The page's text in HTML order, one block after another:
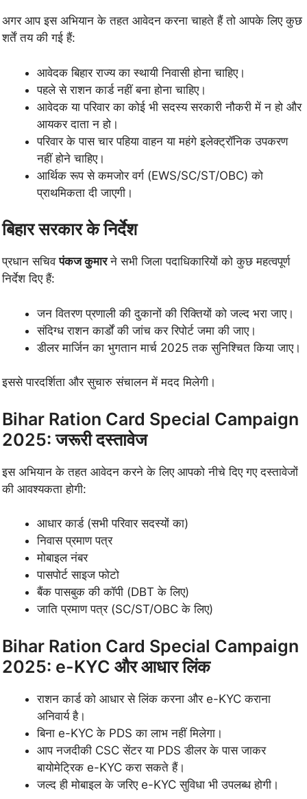
अगर आप इस अभियान के तहत आवेदन करना चाहते हैं तो आपके लिए कुछ
शर्तें तय की गई हैं:
आवेदक बिहार राज्य का स्थायी निवासी होना चाहिए।
पहले से राशन कार्ड नहीं बना होना चाहिए।
आवेदक या परिवार का कोई भी सदस्य सरकारी नौकरी में न हो और
आयकर दाता न हो।
परिवार के पास चार पहिया वाहन या महंगे इलेक्ट्रॉनिक उपकरण
नहीं होने चाहिए।
आर्थिक रूप से कमजोर वर्ग (EWS/SC/ST/OBC) को
प्राथमिकता दी जाएगी।
बिहार सरकार के निर्देश
प्रधान सचिवपंकज कुमारने सभी जिला पदाधिकारियों को कुछ महत्वपूर्ण
निर्देश दिए हैं:
जन वितरण प्रणाली की दुकानों की रिक्तियों को जल्द भरा जाए।
संदिग्ध राशन कार्डों की जांच कर रिपोर्ट जमा की जाए।
डीलर मार्जिन का भुगतान मार्च 2025 तक सुनिश्चित किया जाए।
इससे पारदर्शिता और सुचारु संचालन में मदद मिलेगी।
Bihar Ration Card Special Campaign
2025: जरूरी दस्तावेज
इस अभियान के तहत आवेदन करने के लिए आपको नीचे दिए गए दस्तावेजों
की आवश्यकता होगी:
आधार कार्ड (सभी परिवार सदस्यों का)
निवास प्रमाण पत्र
मोबाइल नंबर
पासपोर्ट साइज फोटो
बैंक पासबुक की कॉपी (DBT के लिए)
जाति प्रमाण पत्र (SC/ST/OBC के लिए)
Bihar Ration Card Special Campaign
2025: e-KYC और आधार लिंक
राशन कार्ड को आधार से लिंक करना और e-KYC कराना
अनिवार्य है।
बिना e-KYC के PDS का लाभ नहीं मिलेगा।
आप नजदीकी CSC सेंटर या PDS डीलर के पास जाकर
बायोमेट्रिक e-KYC करा सकते हैं।
जल्द ही मोबाइल के जरिए e-KYC सुविधा भी उपलब्ध होगी।